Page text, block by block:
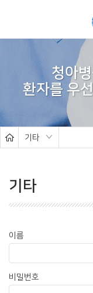
얼
청아
기타
기타
이름
비밀번호